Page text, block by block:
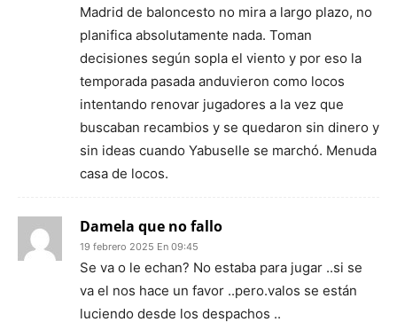
Madrid de baloncesto no mira a largo plazo, no
planifica absolutamente nada. Toman
decisiones según sopla el viento y por eso la
temporada pasada anduvieron como locos
intentando renovar jugadores a la vez que
buscaban recambios y se quedaron sin dinero y
sin ideas cuando Yabuselle se marchó. Menuda
casa de locos.
Damela que no fallo
19 febrero 2025 En 09:45
Se va o le echan? No estaba para jugar ..si se
va el nos hace un favor ..pero.valos se están
luciendo desde los despachos ..